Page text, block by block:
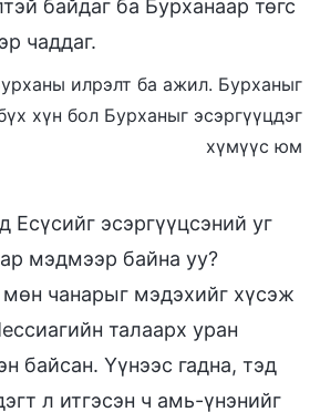
байдаг ба Бурханаар төгс
чаддаг.
илрэлт ба ажил. Бурханыг
хүн бол Бурханыг эсэргүүцдэг
хүмүүс юм
Есүсийг эсэргүүцсэний уг
мэдмээр байна уу?
чанарыг мэдэхийг хүсэж
талаарх уран
байсан. Үүнээс гадна, тэд
л итгэсэн ч амь-үнэнийг